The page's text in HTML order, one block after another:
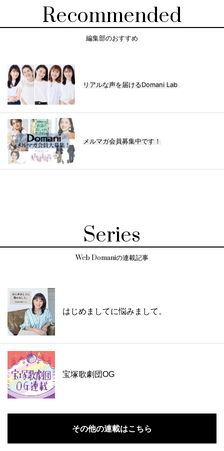
Recommended
編集部のおすすめ
リアルな声を届けるDomani Lab
メルマガ会員募集中です！
Series
Web Domaniの連載記事
はじめましてに悩みまして。
宝塚歌劇団OG
その他の連載はこちら